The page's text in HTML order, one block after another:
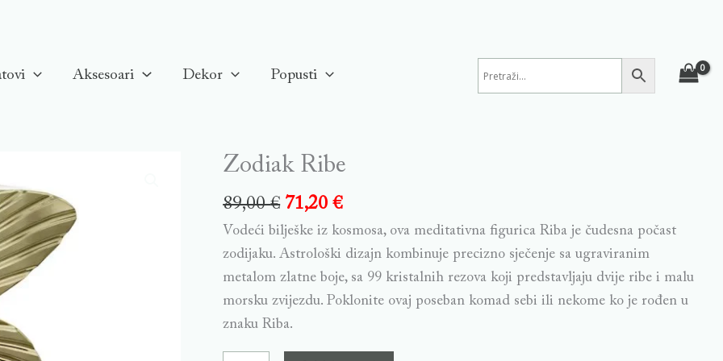
Aksesoari Dekor Popusti
Zodiak Ribe
89,00€ 71,20€
Vodeći bilješke iz kosmosa, ova meditativna figurica Riba je čudesna počast
zodijaku. Astrološki dizajn kombinuje precizno sječenje sa ugraviranim
metalom zlatne boje, sa 99 kristalnih rezova koji predstavljaju dvije ribe i malu
morsku zvijezdu. Poklonite ovaj poseban komad sebi ili nekome ko je rođen u
znaku Riba.
Zodiak
quantity